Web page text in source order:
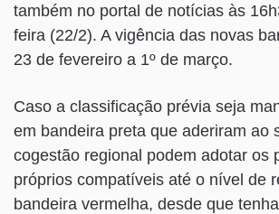
também no portal de notícias às
feira (22/2). A vigência das novas
23 de fevereiro a 1º de março.
Caso a classificação prévia seja
em bandeira preta que aderiram ao
cogestão regional podem adotar os
próprios compatíveis até o nível de
bandeira vermelha, desde que